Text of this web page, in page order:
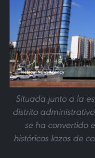
Situada junto a la
distrito
se ha convertido
históricos lazos de